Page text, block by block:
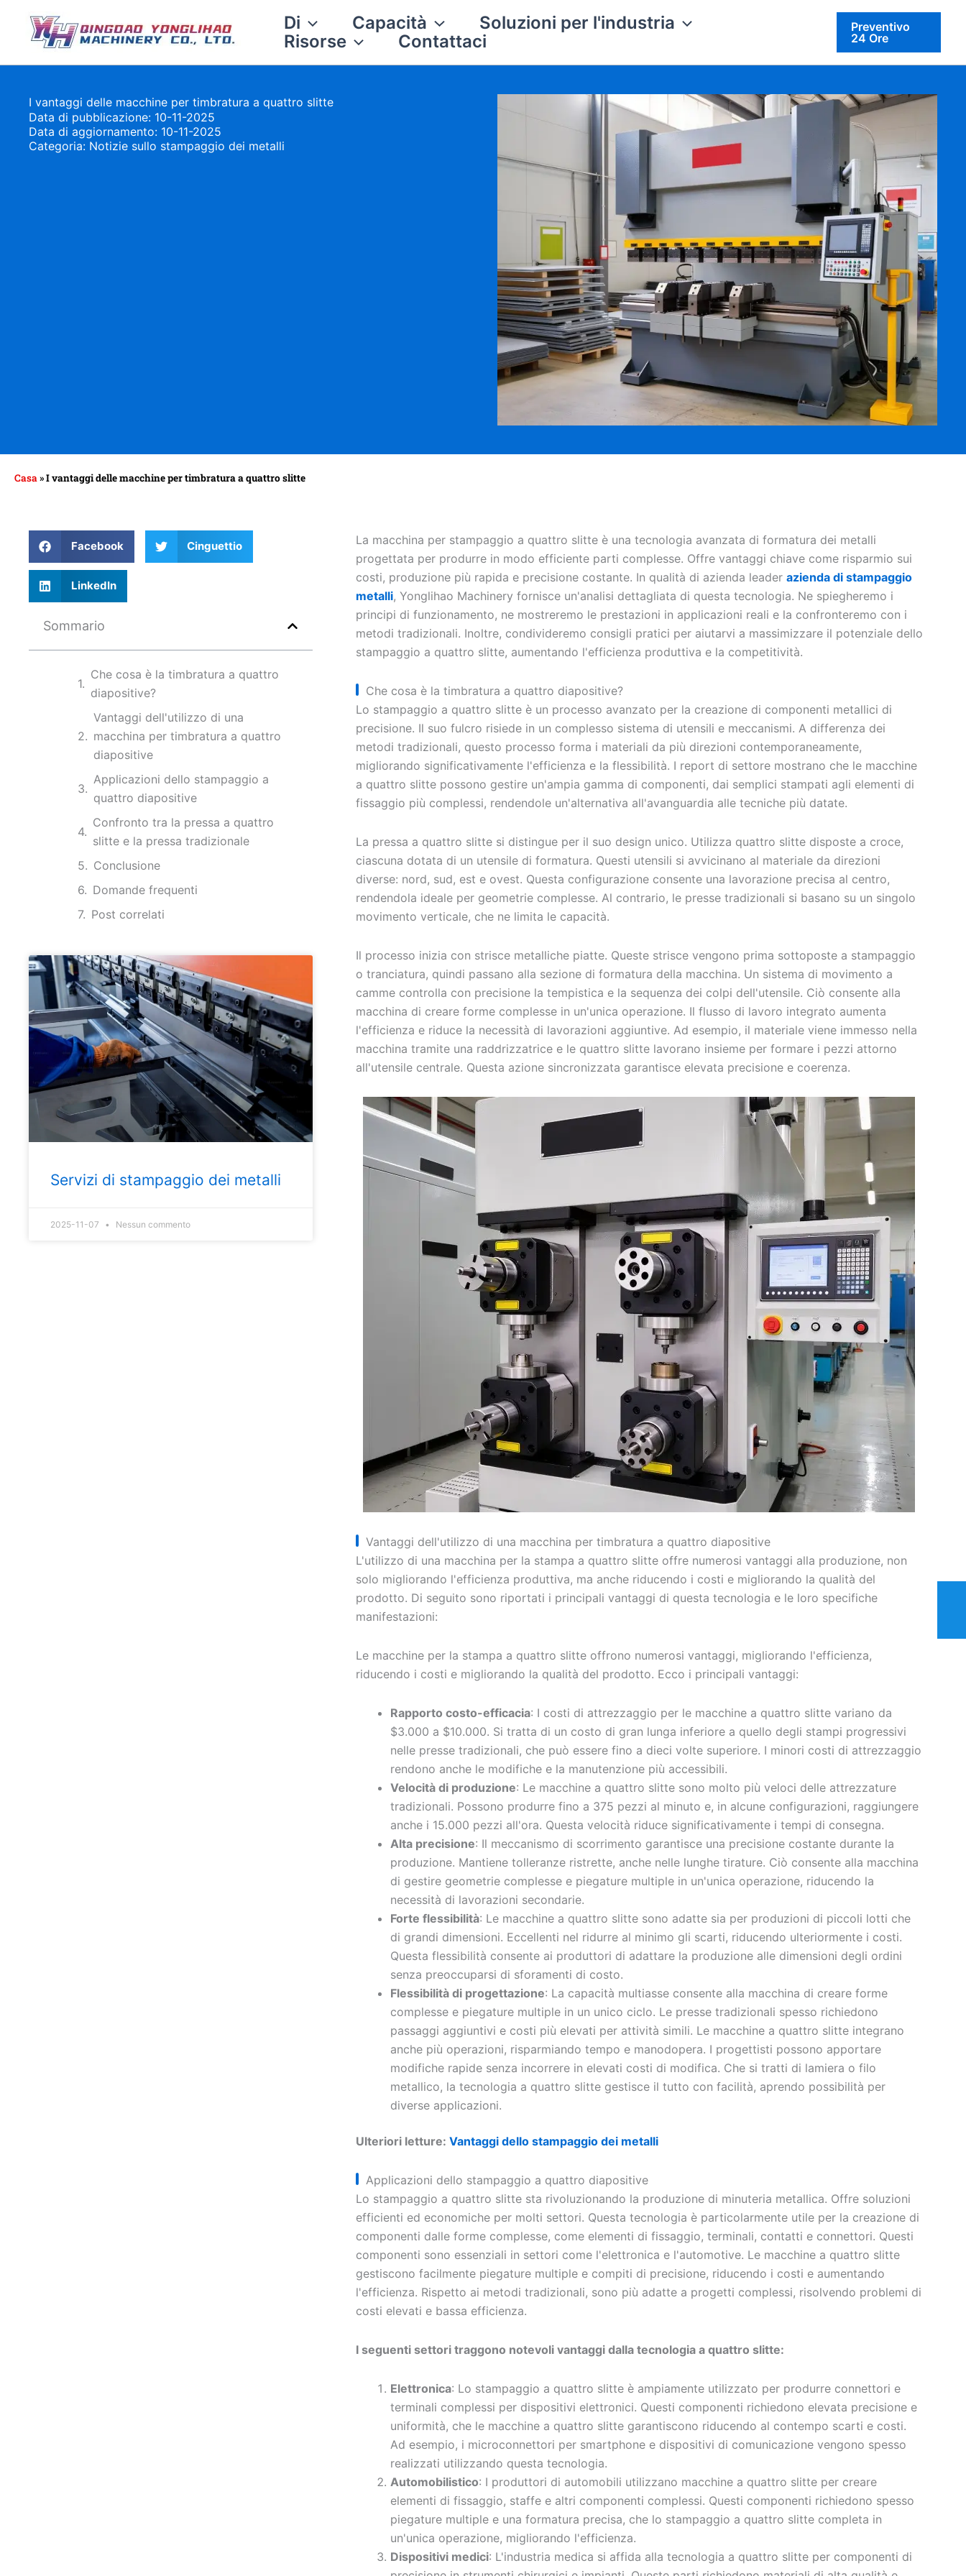
contenuto
Di Capacità
Soluzioni per l'industria
Risorse
Contattaci
Preventivo
24 Ore
I vantaggi delle macchine per timbratura a quattro slitte
Data di pubblicazione: 10-11-2025
Data di aggiornamento: 10-11-2025
Categoria: Notizie sullo stampaggio dei metalli
Casa »I vantaggi delle macchine per timbratura a quattro slitte
Facebook Cinguettio
LinkedIn
Sommario
Che cosa è la timbratura a quattro
diapositive?
Vantaggi dell'utilizzo di una
macchina per timbratura a quattro
diapositive
Applicazioni dello stampaggio a
quattro diapositive
Confronto tra la pressa a quattro
slitte e la pressa tradizionale
Conclusione
Domande frequenti
Post correlati
Servizi di stampaggio dei metalli
2025-11-07 Nessun commento
La macchina per stampaggio a quattro slitte è una tecnologia avanzata di formatura dei metalli
progettata per produrre in modo efficiente parti complesse. Offre vantaggi chiave come risparmio sui
costi, produzione più rapida e precisione costante. In qualità di azienda leader azienda di stampaggio
metalli, Yonglihao Machinery fornisce un'analisi dettagliata di questa tecnologia. Ne spiegheremo i
principi di funzionamento, ne mostreremo le prestazioni in applicazioni reali e la confronteremo con i
metodi tradizionali. Inoltre, condivideremo consigli pratici per aiutarvi a massimizzare il potenziale dello
stampaggio a quattro slitte, aumentando l'efficienza produttiva e la competitività.
Che cosa è la timbratura a quattro diapositive?
Lo stampaggio a quattro slitte è un processo avanzato per la creazione di componenti metallici di
precisione. Il suo fulcro risiede in un complesso sistema di utensili e meccanismi. A differenza dei
metodi tradizionali, questo processo forma i materiali da più direzioni contemporaneamente,
migliorando significativamente l'efficienza e la flessibilità. I report di settore mostrano che le macchine
a quattro slitte possono gestire un'ampia gamma di componenti, dai semplici stampati agli elementi di
fissaggio più complessi, rendendole un'alternativa all'avanguardia alle tecniche più datate.
La pressa a quattro slitte si distingue per il suo design unico. Utilizza quattro slitte disposte a croce,
ciascuna dotata di un utensile di formatura. Questi utensili si avvicinano al materiale da direzioni
diverse: nord, sud, est e ovest. Questa configurazione consente una lavorazione precisa al centro,
rendendola ideale per geometrie complesse. Al contrario, le presse tradizionali si basano su un singolo
movimento verticale, che ne limita le capacità.
Il processo inizia con strisce metalliche piatte. Queste strisce vengono prima sottoposte a stampaggio
o tranciatura, quindi passano alla sezione di formatura della macchina. Un sistema di movimento a
camme controlla con precisione la tempistica e la sequenza dei colpi dell'utensile. Ciò consente alla
macchina di creare forme complesse in un'unica operazione. Il flusso di lavoro integrato aumenta
l'efficienza e riduce la necessità di lavorazioni aggiuntive. Ad esempio, il materiale viene immesso nella
macchina tramite una raddrizzatrice e le quattro slitte lavorano insieme per formare i pezzi attorno
all'utensile centrale. Questa azione sincronizzata garantisce elevata precisione e coerenza.
Vantaggi dell'utilizzo di una macchina per timbratura a quattro diapositive
L'utilizzo di una macchina per la stampa a quattro slitte offre numerosi vantaggi alla produzione, non
solo migliorando l'efficienza produttiva, ma anche riducendo i costi e migliorando la qualità del
prodotto. Di seguito sono riportati i principali vantaggi di questa tecnologia e le loro specifiche
manifestazioni:
Le macchine per la stampa a quattro slitte offrono numerosi vantaggi, migliorando l'efficienza,
riducendo i costi e migliorando la qualità del prodotto. Ecco i principali vantaggi:
Rapporto costo-efficacia: I costi di attrezzaggio per le macchine a quattro slitte variano da
$3.000 a $10.000. Si tratta di un costo di gran lunga inferiore a quello degli stampi progressivi
nelle presse tradizionali, che può essere fino a dieci volte superiore. I minori costi di attrezzaggio
rendono anche le modifiche e la manutenzione più accessibili.
Velocità di produzione: Le macchine a quattro slitte sono molto più veloci delle attrezzature
tradizionali. Possono produrre fino a 375 pezzi al minuto e, in alcune configurazioni, raggiungere
anche i 15.000 pezzi all'ora. Questa velocità riduce significativamente i tempi di consegna.
Alta precisione: Il meccanismo di scorrimento garantisce una precisione costante durante la
produzione. Mantiene tolleranze ristrette, anche nelle lunghe tirature. Ciò consente alla macchina
di gestire geometrie complesse e piegature multiple in un'unica operazione, riducendo la
necessità di lavorazioni secondarie.
Forte flessibilità: Le macchine a quattro slitte sono adatte sia per produzioni di piccoli lotti che
di grandi dimensioni. Eccellenti nel ridurre al minimo gli scarti, riducendo ulteriormente i costi.
Questa flessibilità consente ai produttori di adattare la produzione alle dimensioni degli ordini
senza preoccuparsi di sforamenti di costo.
Flessibilità di progettazione: La capacità multiasse consente alla macchina di creare forme
complesse e piegature multiple in un unico ciclo. Le presse tradizionali spesso richiedono
passaggi aggiuntivi e costi più elevati per attività simili. Le macchine a quattro slitte integrano
anche più operazioni, risparmiando tempo e manodopera. I progettisti possono apportare
modifiche rapide senza incorrere in elevati costi di modifica. Che si tratti di lamiera o filo
metallico, la tecnologia a quattro slitte gestisce il tutto con facilità, aprendo possibilità per
diverse applicazioni.
Ulteriori letture: Vantaggi dello stampaggio dei metalli
Applicazioni dello stampaggio a quattro diapositive
Lo stampaggio a quattro slitte sta rivoluzionando la produzione di minuteria metallica. Offre soluzioni
efficienti ed economiche per molti settori. Questa tecnologia è particolarmente utile per la creazione di
componenti dalle forme complesse, come elementi di fissaggio, terminali, contatti e connettori. Questi
componenti sono essenziali in settori come l'elettronica e l'automotive. Le macchine a quattro slitte
gestiscono facilmente piegature multiple e compiti di precisione, riducendo i costi e aumentando
l'efficienza. Rispetto ai metodi tradizionali, sono più adatte a progetti complessi, risolvendo problemi di
costi elevati e bassa efficienza.
I seguenti settori traggono notevoli vantaggi dalla tecnologia a quattro slitte:
Elettronica: Lo stampaggio a quattro slitte è ampiamente utilizzato per produrre connettori e
terminali complessi per dispositivi elettronici. Questi componenti richiedono elevata precisione e
uniformità, che le macchine a quattro slitte garantiscono riducendo al contempo scarti e costi.
Ad esempio, i microconnettori per smartphone e dispositivi di comunicazione vengono spesso
realizzati utilizzando questa tecnologia.
Automobilistico: I produttori di automobili utilizzano macchine a quattro slitte per creare
elementi di fissaggio, staffe e altri componenti complessi. Questi componenti richiedono spesso
piegature multiple e una formatura precisa, che lo stampaggio a quattro slitte completa in
un'unica operazione, migliorando l'efficienza.
Dispositivi medici: L'industria medica si affida alla tecnologia a quattro slitte per componenti di